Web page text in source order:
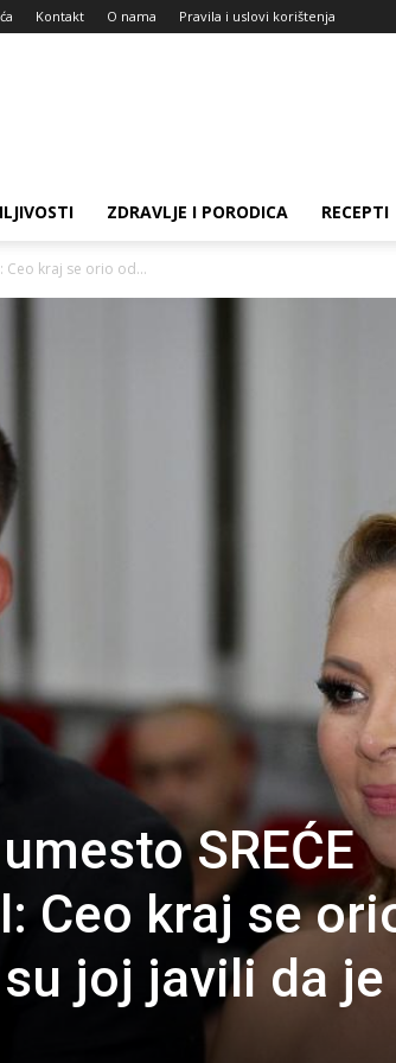
Kontakt O nama Pravila i uslovi korištenja
ZDRAVLJE I PORODICA RECEPTI
Ceo kraj se orio od...
SREĆE
Ceo kraj se
joj javili da je